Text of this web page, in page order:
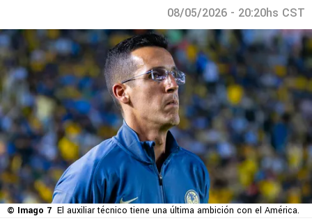
08/05/2026 - 20:20hs CST
© Imago 7 El auxiliar técnico tiene una última ambición con el América.